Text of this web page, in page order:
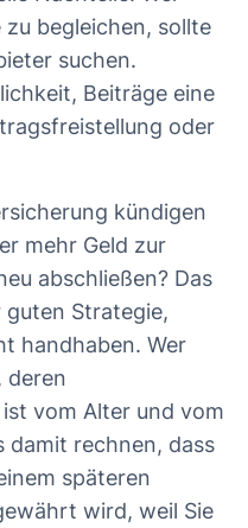
begleichen, sollte
suchen.
Beiträge eine
oder
kündigen
mehr Geld zur
abschließen? Das
Strategie,
handhaben. Wer
deren
vom Alter und vom
damit rechnen, dass
späteren
wird, weil Sie